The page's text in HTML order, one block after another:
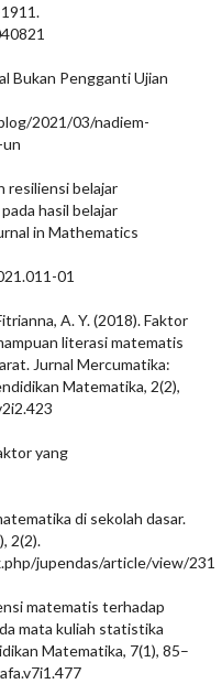
Bukan Pengganti Ujian
2021/03/nadiem-
resiliensi belajar
hasil belajar
in Mathematics
01
A. Y. (2018). Faktor
literasi matematis
Jurnal Mercumatika:
Matematika, 2(2),
yang
di sekolah dasar.
2(2).
jupendas/article/view/231
matematis terhadap
mata kuliah statistika
Matematika, 7(1), 85–